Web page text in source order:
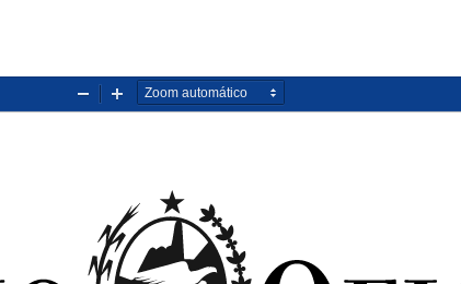
Diminuir
zoom
Aumentar
zoom